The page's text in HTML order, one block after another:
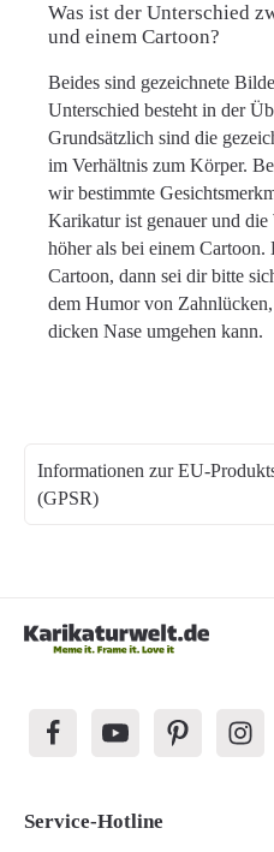
Was ist der Unterschied
und einem Cartoon?
Beides sind gezeichnete
Unterschied besteht in der
Grundsätzlich sind die
im Verhältnis zum Körper.
wir bestimmte
Karikatur ist genauer und
höher als bei einem Cartoon.
Cartoon, dann sei dir bitte
dem Humor von
dicken Nase umgehen kann.
Informationen zur EU-
(GPSR)
Service-Hotline